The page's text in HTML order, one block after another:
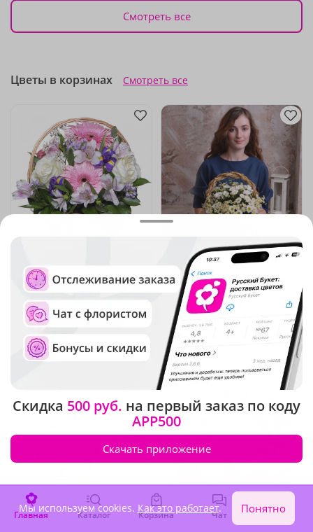
Смотреть все
Цветы в корзинах Смотреть все
4.9(765)
Композиция "Райский сад"
В наличии
4 730 ₽
4.9(478)
Композиция "Корзина
ромашек"
8 600 ₽
Главная Каталог Корзина Чат Войти
Скидка 500 руб. на первый заказ по коду
APP500
Скачать приложение
Мы используем cookies. Как это работает. Понятно